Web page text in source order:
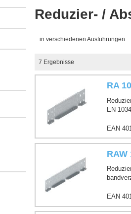
Reduzier- /
in verschiedenen Ausführungen
7 Ergebnisse
RA
EN
EAN
RAW
EAN